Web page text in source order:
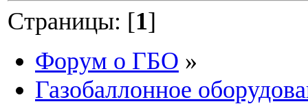
Страницы: [1]
Форум о ГБО »
Газобаллонное